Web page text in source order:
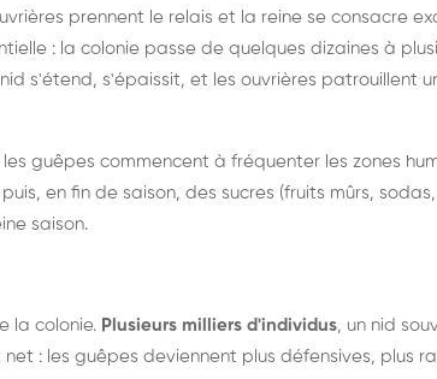
prennent le relais et la reine se consacre
: la colonie passe de quelques dizaines à
s'étend, s'épaissit, et les ouvrières patrouillent
guêpes commencent à fréquenter les zones
en fin de saison, des sucres (fruits mûrs,
saison.
la colonie. Plusieurs milliers d'individus, un nid
: les guêpes deviennent plus défensives, plus